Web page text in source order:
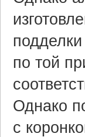
по той
Однако
с